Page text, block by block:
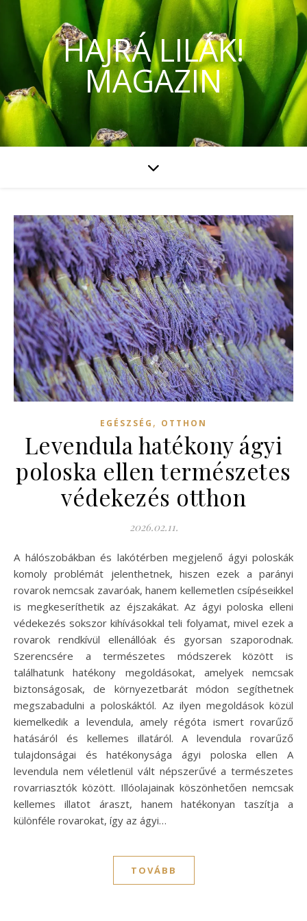
HAJRÁ LILÁK!
MAGAZIN
EGÉSZSÉG , OTTHON
Levendula hatékony ágyi
poloska ellen természetes
védekezés otthon
2026.02.11.
A hálószobákban és lakótérben megjelenő ágyi poloskák
komoly problémát jelenthetnek, hiszen ezek a parányi
rovarok nemcsak zavaróak, hanem kellemetlen csípéseikkel
is megkeseríthetik az éjszakákat. Az ágyi poloska elleni
védekezés sokszor kihívásokkal teli folyamat, mivel ezek a
rovarok rendkívül ellenállóak és gyorsan szaporodnak.
Szerencsére a természetes módszerek között is
találhatunk hatékony megoldásokat, amelyek nemcsak
biztonságosak, de környezetbarát módon segíthetnek
megszabadulni a poloskáktól. Az ilyen megoldások közül
kiemelkedik a levendula, amely régóta ismert rovarűző
hatásáról és kellemes illatáról. A levendula rovarűző
tulajdonságai és hatékonysága ágyi poloska ellen A
levendula nem véletlenül vált népszerűvé a természetes
rovarriasztók között. Illóolajainak köszönhetően nemcsak
kellemes illatot áraszt, hanem hatékonyan taszítja a
különféle rovarokat, így az ágyi…
TOVÁBB